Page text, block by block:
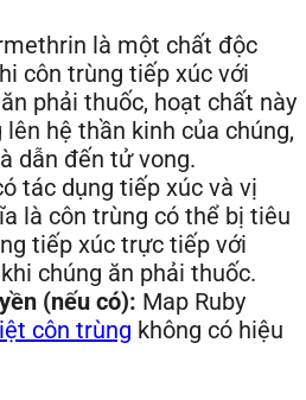
là một chất độc
côn trùng tiếp xúc với
phải thuốc, hoạt chất này
hệ thần kinh của chúng,
dẫn đến tử vong.
tác dụng tiếp xúc và vị
là côn trùng có thể bị tiêu
tiếp xúc trực tiếp với
chúng ăn phải thuốc.
(nếu có): Map Ruby
côn trùng không có hiệu